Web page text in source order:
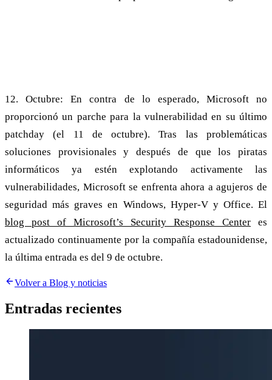
12. Octubre: En contra de lo esperado, Microsoft no
proporcionó un parche para la vulnerabilidad en su último
patchday (el 11 de octubre). Tras las problemáticas
soluciones provisionales y después de que los piratas
informáticos ya estén explotando activamente las
vulnerabilidades, Microsoft se enfrenta ahora a agujeros de
seguridad más graves en Windows, Hyper-V y Office. El
blog post of Microsoft’s Security Response Center es
actualizado continuamente por la compañía estadounidense,
la última entrada es del 9 de octubre.
Volver a Blog y noticias
Entradas recientes